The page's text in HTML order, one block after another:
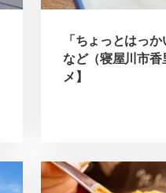
「ちょっとはっ
など（寝屋川市
メ】